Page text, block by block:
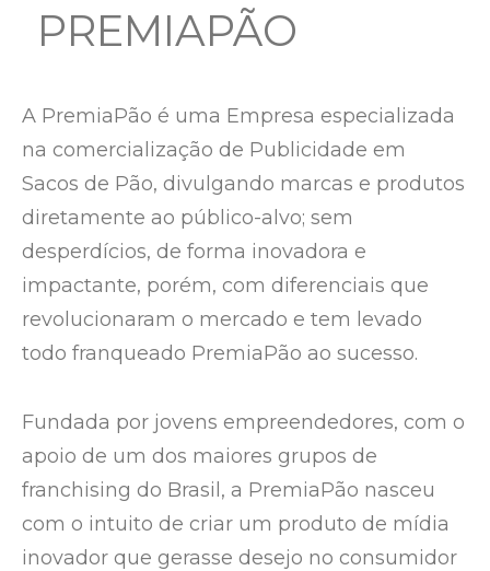
PREMIAPÃO
A PremiaPão é uma Empresa especializada
na comercialização de Publicidade em
Sacos de Pão, divulgando marcas e produtos
diretamente ao público-alvo; sem
desperdícios, de forma inovadora e
impactante, porém, com diferenciais que
revolucionaram o mercado e tem levado
todo franqueado PremiaPão ao sucesso.
Fundada por jovens empreendedores, com o
apoio de um dos maiores grupos de
franchising do Brasil, a PremiaPão nasceu
com o intuito de criar um produto de mídia
inovador que gerasse desejo no consumidor